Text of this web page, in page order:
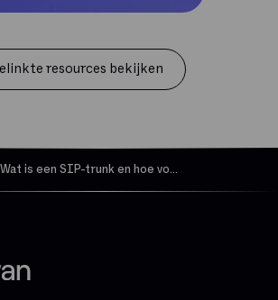
resources bekijken
Wat is een SIP-trunk en hoe voorkom je fraude?